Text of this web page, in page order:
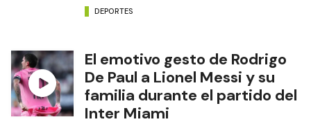
DEPORTES
El emotivo gesto de Rodrigo
De Paul a Lionel Messi y su
familia durante el partido del
Inter Miami